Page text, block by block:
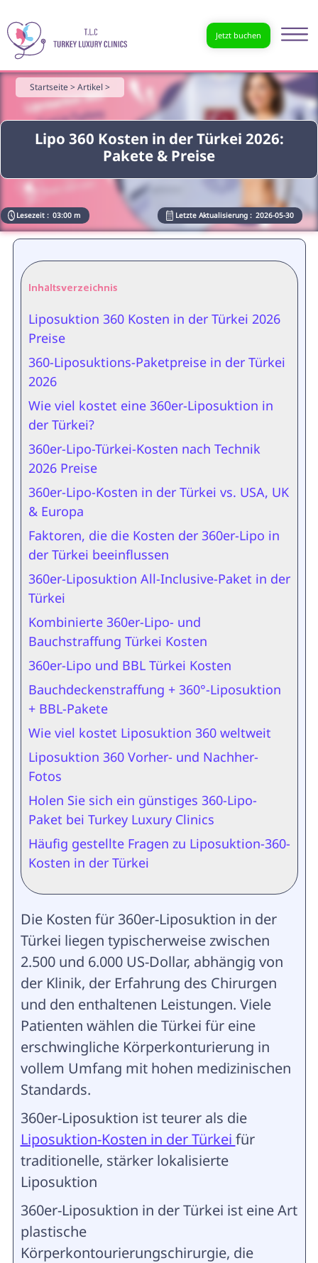
Jetzt buchen
Lipo 360 Kosten in der Türkei 2026:
Pakete & Preise
Startseite >Artikel >
Lesezeit : 03:00 m Letzte Aktualisierung : 2026-05-30
Inhaltsverzeichnis
Liposuktion 360 Kosten in der Türkei 2026
Preise
360-Liposuktions-Paketpreise in der Türkei
2026
Wie viel kostet eine 360er-Liposuktion in
der Türkei?
360er-Lipo-Türkei-Kosten nach Technik
2026 Preise
360er-Lipo-Kosten in der Türkei vs. USA, UK
& Europa
Faktoren, die die Kosten der 360er-Lipo in
der Türkei beeinflussen
360er-Liposuktion All-Inclusive-Paket in der
Türkei
Kombinierte 360er-Lipo- und
Bauchstraffung Türkei Kosten
360er-Lipo und BBL Türkei Kosten
Bauchdeckenstraffung + 360°-Liposuktion
+ BBL-Pakete
Wie viel kostet Liposuktion 360 weltweit
Liposuktion 360 Vorher- und Nachher-
Fotos
Holen Sie sich ein günstiges 360-Lipo-
Paket bei Turkey Luxury Clinics
Häufig gestellte Fragen zu Liposuktion-360-
Kosten in der Türkei
Die Kosten für 360er-Liposuktion in der
Türkei liegen typischerweise zwischen
2.500 und 6.000 US-Dollar, abhängig von
der Klinik, der Erfahrung des Chirurgen
und den enthaltenen Leistungen. Viele
Patienten wählen die Türkei für eine
erschwingliche Körperkonturierung in
vollem Umfang mit hohen medizinischen
Standards.
360er-Liposuktion ist teurer als die
Liposuktion-Kosten in der Türkei für
traditionelle, stärker lokalisierte
Liposuktion
360er-Liposuktion in der Türkei ist eine Art
plastische
Körperkontourierungschirurgie, die